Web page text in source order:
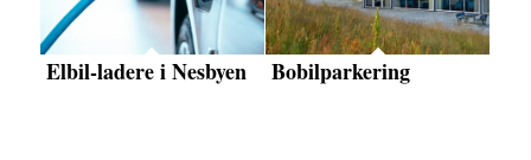
Elbil-ladere i Nesbyen Bobilparkering